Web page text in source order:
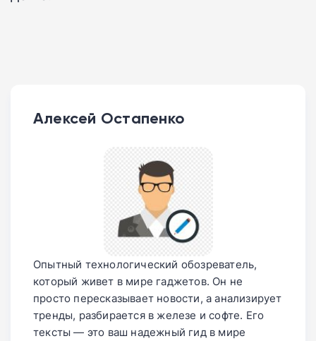
Алексей Остапенко
Опытный технологический обозреватель,
который живет в мире гаджетов. Он не
просто пересказывает новости, а анализирует
тренды, разбирается в железе и софте. Его
тексты — это ваш надежный гид в мире